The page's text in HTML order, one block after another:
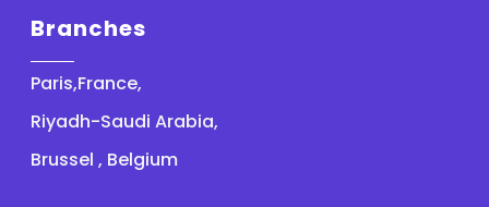
Branches
Paris,France,
Riyadh-Saudi Arabia,
Brussel , Belgium